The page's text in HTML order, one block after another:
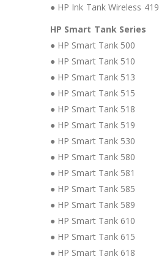
● HP Ink Tank Wireless 419
HP Smart Tank Series
● HP Smart Tank 500
● HP Smart Tank 510
● HP Smart Tank 513
● HP Smart Tank 515
● HP Smart Tank 518
● HP Smart Tank 519
● HP Smart Tank 530
● HP Smart Tank 580
● HP Smart Tank 581
● HP Smart Tank 585
● HP Smart Tank 589
● HP Smart Tank 610
● HP Smart Tank 615
● HP Smart Tank 618